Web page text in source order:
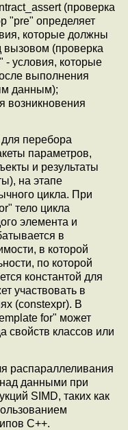
(проверка
"pre" определяет
которые должны
(проверка
- условия, которые
выполнения
данным);
возникновения
перебора
параметров,
и результаты
на этапе
цикла. При
тело цикла
элемента и
в
в которой
по которой
константой для
участвовать в
(constexpr). В
for" может
свойств классов или
распараллеливания
данными при
SIMD, таких как
C++.